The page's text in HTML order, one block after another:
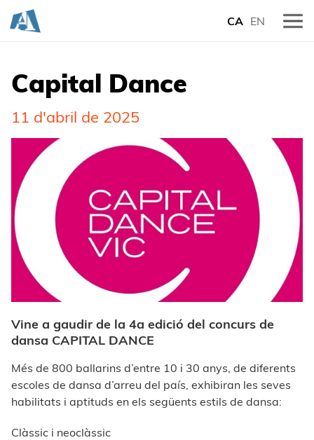
CA EN
Capital Dance
11 d'abril de 2025
Vine a gaudir de la 4a edició del concurs de
dansa CAPITAL DANCE
Més de 800 ballarins d’entre 10 i 30 anys, de diferents
escoles de dansa d’arreu del país, exhibiran les seves
habilitats i aptituds en els següents estils de dansa:
Clàssic i neoclàssic